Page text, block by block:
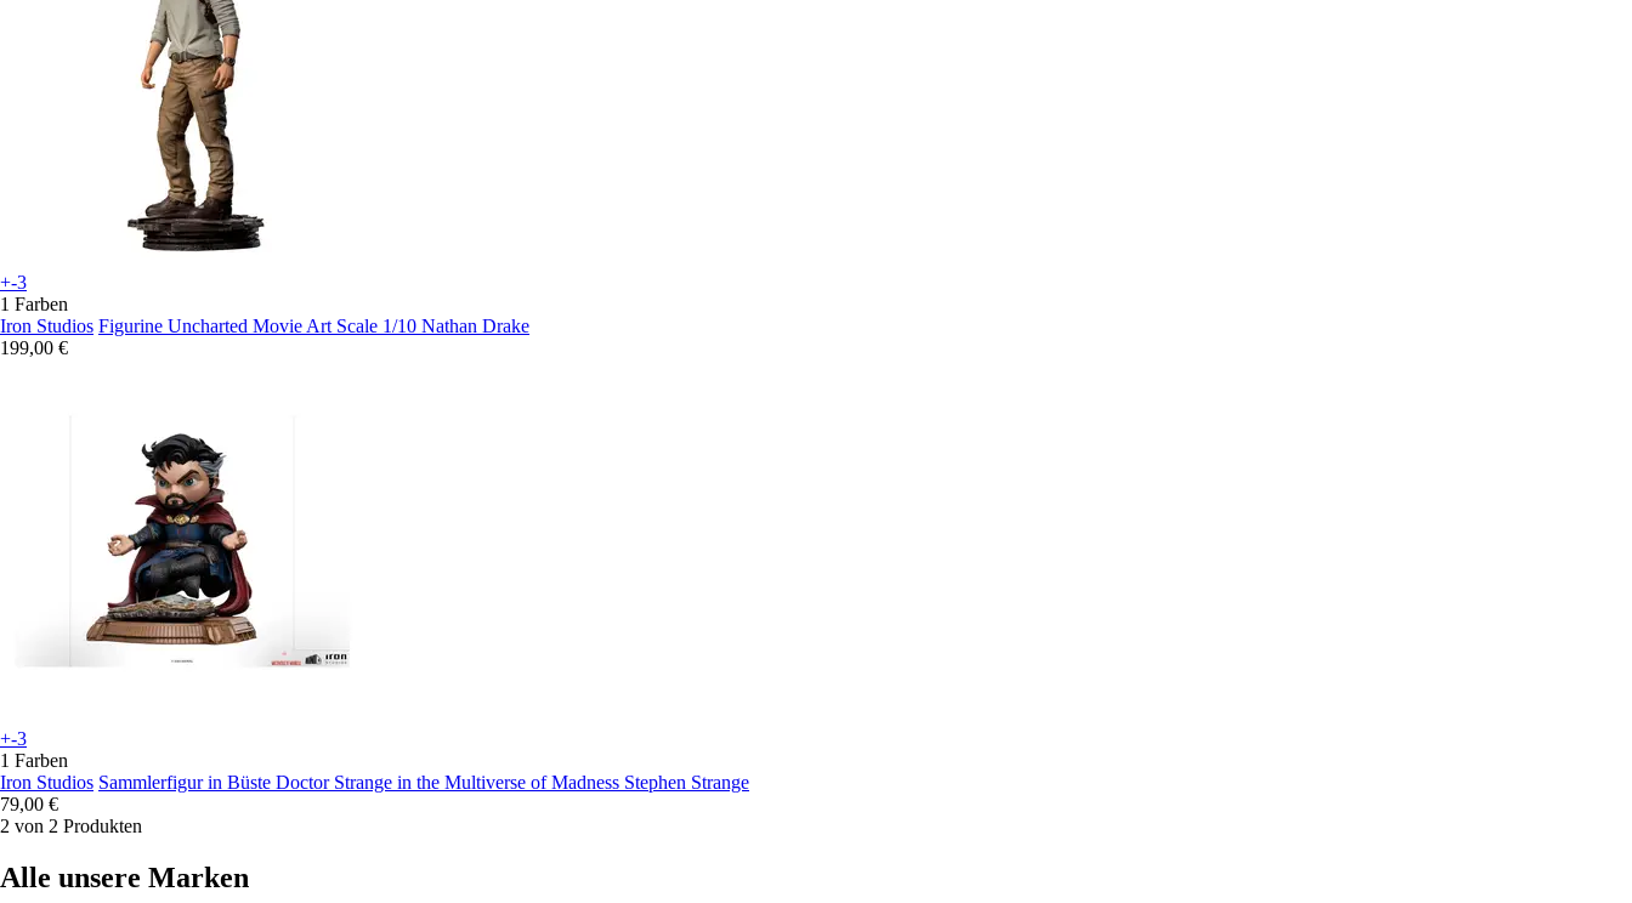
+-3
1 Farben
Iron Studios Figurine Uncharted Movie Art Scale 1/10 Nathan Drake
199,00 €
+-3
1 Farben
Iron Studios Sammlerfigur in Büste Doctor Strange in the Multiverse of Madness Stephen Strange
79,00 €
2 von 2 Produkten
Alle unsere Marken